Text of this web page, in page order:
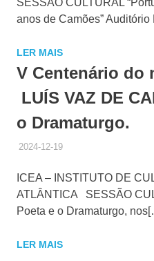
SESSÃO CULTURAL
anos de Camões”
LER MAIS
V Centenário do
LUÍS VAZ DE
o Dramaturgo.
2024-12-19ADMINISTRADOR
HISTÓRICO DE
ICEA – INSTITUTO DE
ATLÂNTICA SESSÃO
Poeta e o Dramaturgo,
LER MAIS